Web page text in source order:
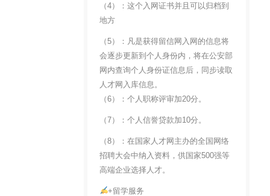
（4）：这个入网证书并且可以归档到
地方
（5）：凡是获得留信网入网的信息将
会逐步更新到个人身份内，将在公安部
网内查询个人身份证信息后，同步读取
人才网入库信息。
（6）：个人职称评审加20分。
（7）：个人信誉贷款加10分。
（8）：在国家人才网主办的全国网络
招聘大会中纳入资料，供国家500强等
高端企业选择人才。
+留学服务